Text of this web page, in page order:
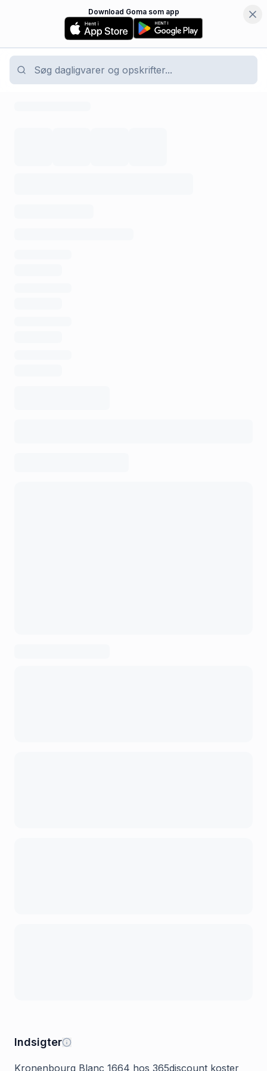
Download Goma som app
Indsigter
Kronenbourg Blanc 1664 hos 365discount koster